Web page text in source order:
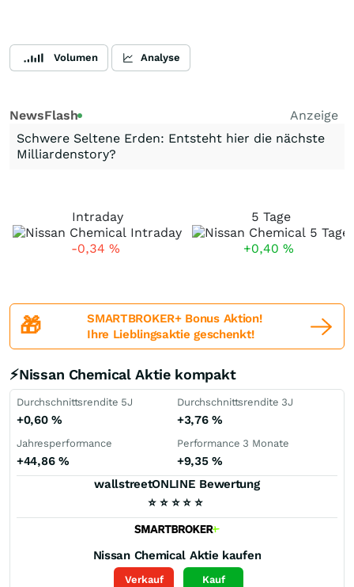
Volumen Analyse
NewsFlash
Anzeige
Schwere Seltene Erden: Entsteht hier die nächste
Milliardenstory?
Intraday
-0,34 %
5 Tage
+0,40 %
🎁
SMARTBROKER+ Bonus Aktion!
Ihre Lieblingsaktie geschenkt!
⚡Nissan Chemical Aktie kompakt
Durchschnittsrendite 5J
+0,60%
Durchschnittsrendite 3J
+3,76%
Jahresperformance
+44,86 %
Performance 3 Monate
+9,35%
wallstreetONLINE Bewertung
⭐ ⭐ ⭐ ⭐ ⭐
Nissan Chemical Aktie kaufen
Verkauf Kauf